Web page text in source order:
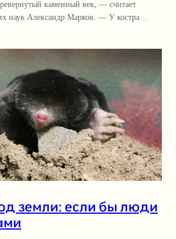
каменный век, — считает
наук Александр Марков. — У костра…
земли: если бы люди